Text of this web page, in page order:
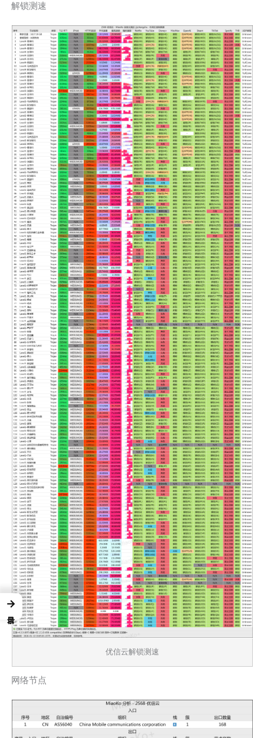
解锁测速
优信云解锁测速
网络节点
→